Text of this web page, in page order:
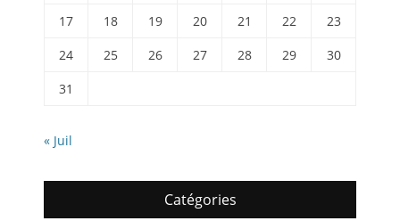
17
18 19 20 21 22
23
24
25 26 27 28 29
30
31
« Juil
Catégories